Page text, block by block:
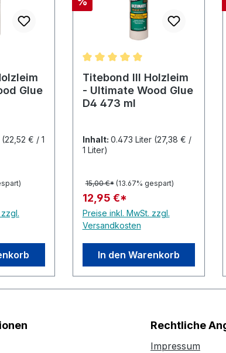
Bewertung von 5 von 5 Sternen
Glue
(22,52 € / 1
Durchschnittliche Bewertung
Titebond III Holzleim
- Ultimate Wood Glue
D4 473 ml
Inhalt: 0.473 Liter (27,38 € /
1 Liter)
15,00 €* (13.67% gespart)
12,95 €*
Preise inkl. MwSt. zzgl.
Versandkosten
In den Warenkorb
Rechtliche
Impressum